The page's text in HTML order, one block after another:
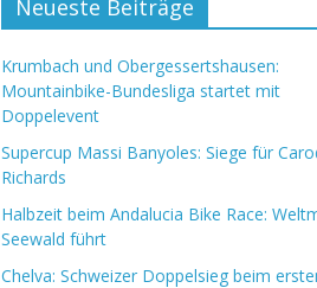
Neueste Beiträge
Krumbach und Obergessertshausen:
Mountainbike-Bundesliga startet mit
Doppelevent
Supercup Massi Banyoles: Siege für
Richards
Halbzeit beim Andalucia Bike Race:
Seewald führt
Chelva: Schweizer Doppelsieg beim